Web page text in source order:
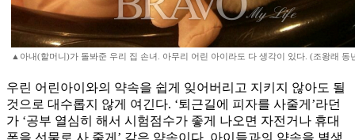
▲아내(할머니)가 돌봐준 우리 집 손녀. 아무리 어린 아이라도 다 생각이 있다. (조왕래 동
우린 어린아이와의 약속을 쉽게 잊어버리고 지키지 않아도 될
것으로 대수롭지 않게 여긴다. ‘퇴근길에 피자를 사줄게’라던
가 ‘공부 열심히 해서 시험점수가 좋게 나오면 자전거나 휴대